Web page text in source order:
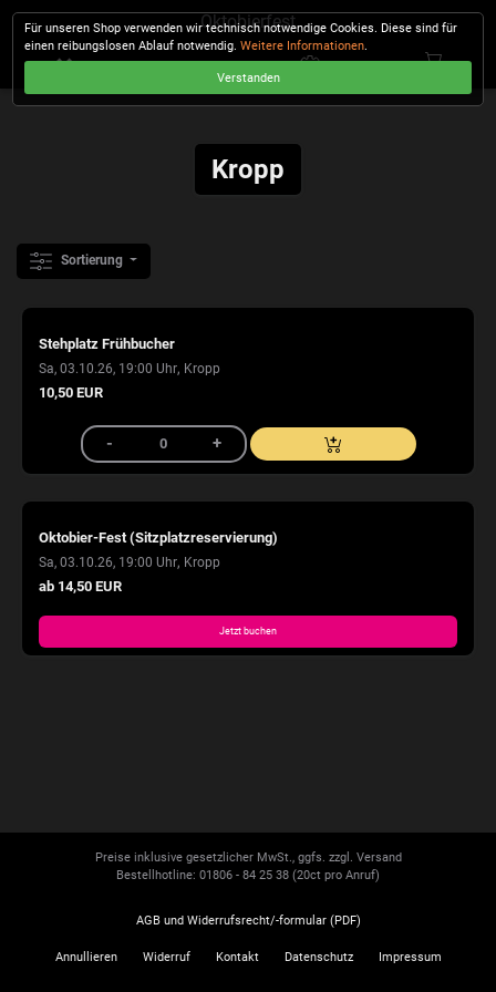
Oktobierfest
Kropp
Sortierung
Stehplatz Frühbucher
Sa, 03.10.26, 19:00 Uhr, Kropp
10,50 EUR
Oktobier-Fest (Sitzplatzreservierung)
Sa, 03.10.26, 19:00 Uhr, Kropp
ab 14,50 EUR
Jetzt buchen
Für unseren Shop verwenden wir technisch notwendige Cookies. Diese sind für
einen reibungslosen Ablauf notwendig.Weitere Informationen.
Verstanden
Preise inklusive gesetzlicher MwSt., ggfs. zzgl. Versand
Bestellhotline: 01806 - 84 25 38 (20ct pro Anruf)
AGB und Widerrufsrecht/-formular (PDF)
Annullieren Widerruf Kontakt Datenschutz Impressum